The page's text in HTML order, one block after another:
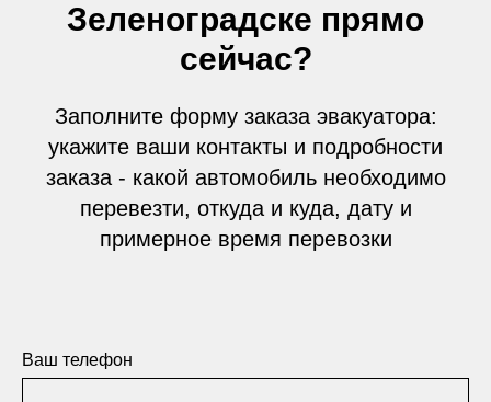
Зеленоградске прямо
сейчас?
Заполните форму заказа эвакуатора:
укажите ваши контакты и подробности
заказа - какой автомобиль необходимо
перевезти, откуда и куда, дату и
примерное время перевозки
Ваш телефон